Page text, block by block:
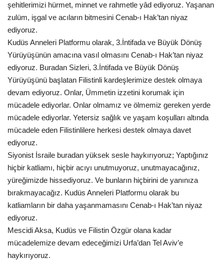
şehitlerimizi hürmet, minnet ve rahmetle yâd ediyoruz. Yaşanan
zulüm, işgal ve acıların bitmesini Cenab-ı Hak’tan niyaz
ediyoruz.
Kudüs Anneleri Platformu olarak, 3.İntifada ve Büyük Dönüş
Yürüyüşünün amacına vasıl olmasını Cenab-ı Hak’tan niyaz
ediyoruz. Buradan Sizleri, 3.İntifada ve Büyük Dönüş
Yürüyüşünü başlatan Filistinli kardeşlerimize destek olmaya
devam ediyoruz. Onlar, Ümmetin izzetini korumak için
mücadele ediyorlar. Onlar olmamız ve ölmemiz gereken yerde
mücadele ediyorlar. Yetersiz sağlık ve yaşam koşulları altında
mücadele eden Filistinlilere herkesi destek olmaya davet
ediyoruz.
Siyonist İsraile buradan yüksek sesle haykırıyoruz; Yaptığınız
hiçbir katliamı, hiçbir acıyı unutmuyoruz, unutmayacağınız,
yüreğimizde hissediyoruz. Ve bunların hiçbirini de yanınıza
bırakmayacağız. Kudüs Anneleri Platformu olarak bu
katliamların bir daha yaşanmamasını Cenab-ı Hak’tan niyaz
ediyoruz.
Mescidi Aksa, Kudüs ve Filistin Özgür olana kadar
mücadelemize devam edeceğimizi Urfa’dan Tel Aviv’e
haykırıyoruz.